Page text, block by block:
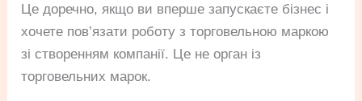
Це доречно, якщо ви вперше запускаєте бізнес і
хочете пов’язати роботу з торговельною маркою
зі створенням компанії. Це не орган із
торговельних марок.